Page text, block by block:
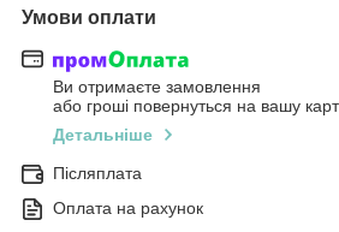
Умови оплати
Ви отримаєте замовлення
або гроші повернуться на вашу
Детальніше
Післяплата
Оплата на рахунок